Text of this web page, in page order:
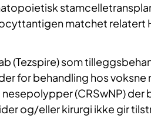
matchet relatert
(Tezspire) som
for behandling hos voksne
(CRSwNP) der
og/eller kirurgi ikke gir